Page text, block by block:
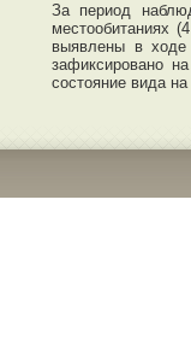
За период
местообитаниях
выявлены в
зафиксировано
состояние вида